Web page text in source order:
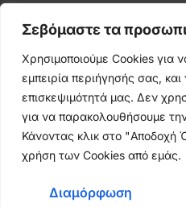
Σεβόμαστε τα
Χρησιμοποιούμε Cookies για
εμπειρία περιήγησής σας,
επισκεψιμότητά μας. Δεν
για να παρακολουθήσουμε
Κάνοντας κλικ στο "Αποδοχή
χρήση των Cookies από εμάς.
Διαμόρφωση